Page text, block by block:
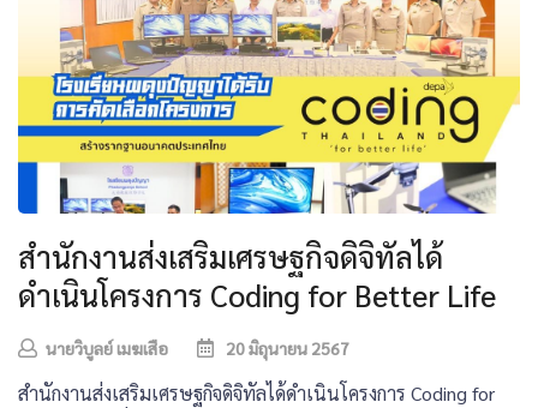
สำนักงานส่งเสริมเศรษฐกิจดิจิทัลได้
ดำเนินโครงการ Coding for Better Life
นายวิบูลย์ เมฆเสือ 20 มิถุนายน 2567
สำนักงานส่งเสริมเศรษฐกิจดิจิทัลได้ดำเนินโครงการ Coding for